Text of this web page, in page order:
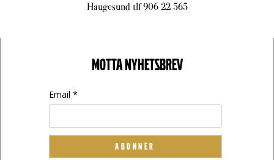
Haugesund tlf 906 22 565
MOTTA NYHETSBREV
Email *